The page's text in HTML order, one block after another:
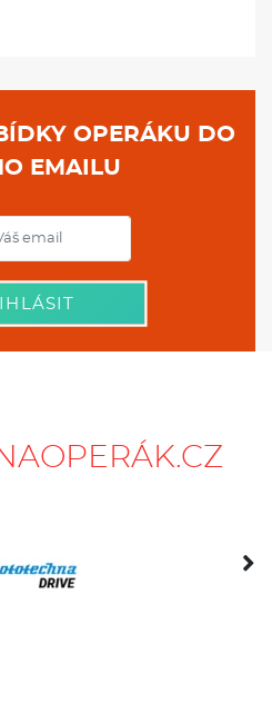
OPERÁKU DO
EMAILU